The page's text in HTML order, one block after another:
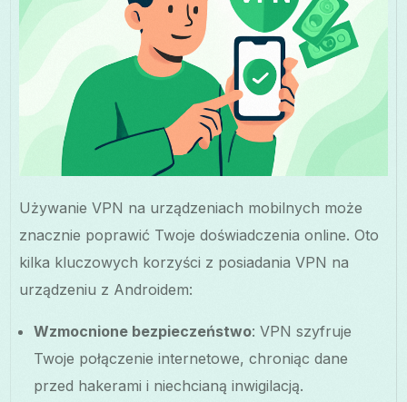
Używanie VPN na urządzeniach mobilnych może
znacznie poprawić Twoje doświadczenia online. Oto
kilka kluczowych korzyści z posiadania VPN na
urządzeniu z Androidem:
Wzmocnione bezpieczeństwo: VPN szyfruje
Twoje połączenie internetowe, chroniąc dane
przed hakerami i niechcianą inwigilacją.